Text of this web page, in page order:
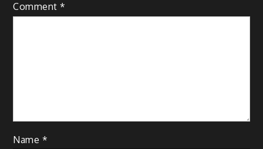
Comment*
Name *